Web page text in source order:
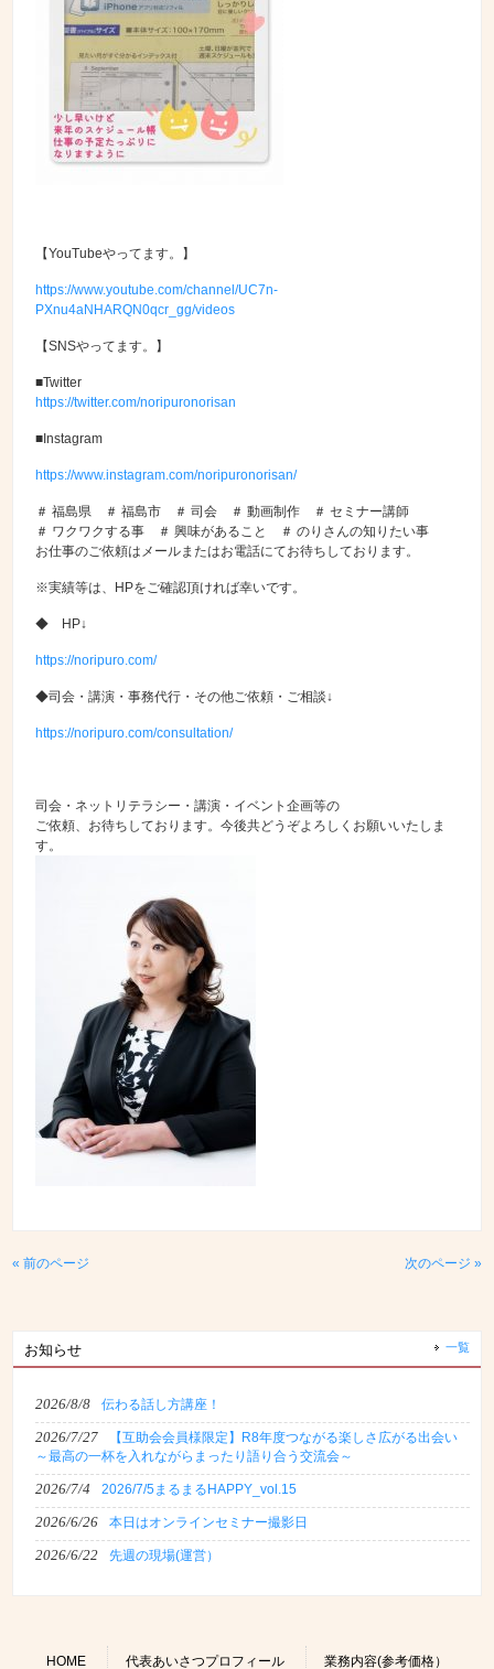
【YouTubeやってます。】
https://www.youtube.com/channel/UC7n-
PXnu4aNHARQN0qcr_gg/videos
【SNSやってます。】
■Twitter
https://twitter.com/noripuronorisan
■Instagram
https://www.instagram.com/noripuronorisan/
＃ 福島県 ＃ 福島市 ＃ 司会 ＃ 動画制作 ＃ セミナー講師
＃ ワクワクする事 ＃ 興味があること ＃ のりさんの知りたい事
お仕事のご依頼はメールまたはお電話にてお待ちしております。
※実績等は、HPをご確認頂ければ幸いです。
◆ HP↓
https://noripuro.com/
◆司会・講演・事務代行・その他ご依頼・ご相談↓
https://noripuro.com/consultation/
司会・ネットリテラシー・講演・イベント企画等の
ご依頼、お待ちしております。今後共どうぞよろしくお願いいたしま
す。
« 前のページ 次のページ »
お知らせ 一覧
2026/8/8 伝わる話し方講座！
2026/7/27
【互助会会員様限定】R8年度つながる楽しさ広がる出会い
～最高の一杯を入れながらまったり語り合う交流会～
2026/7/4 2026/7/5まるまるHAPPY_vol.15
2026/6/26 本日はオンラインセミナー撮影日
2026/6/22 先週の現場(運営）
HOME 代表あいさつプロフィール 業務内容(参考価格）